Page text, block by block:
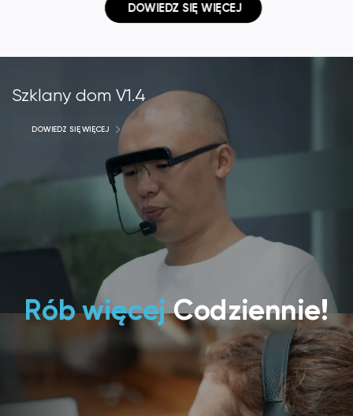
DOWIEDZ SIĘ WIĘCEJ
Rób więcejCodziennie!
Szklany dom V1.4
DOWIEDZ SIĘ WIĘCEJ